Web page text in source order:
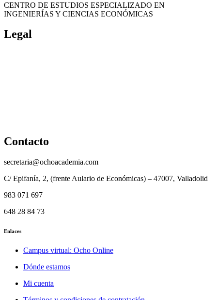
CENTRO DE ESTUDIOS ESPECIALIZADO EN
INGENIERÍAS Y CIENCIAS ECONÓMICAS
Legal
Contacto
secretaria@ochoacademia.com
C/ Epifanía, 2, (frente Aulario de Económicas) – 47007, Valladolid
983 071 697
648 28 84 73
Enlaces
Campus virtual: Ocho Online
Dónde estamos
Mi cuenta